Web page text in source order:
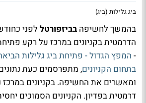
ביג גלילות (ביג)
בהמשך לחשיפה בביזפורטללפני
הדרמטית בקניונים במרכז על רקע
- המפץ הגדול - פתיחת ביג גלילות
בתחום הקניונים, מתפרסמים כעת
ומאשרים את החשיפה. בקניונים במרכז
דרמטית בפדיון. הקניונים הסמוכים